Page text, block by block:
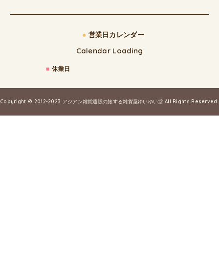
● 営業日カレンダー
Calendar Loading
■ 休業日
Copyright © 2012-2023 アジアン雑貨通販の旅する雑貨屋ゆいゆい堂 All Rights Reserved.